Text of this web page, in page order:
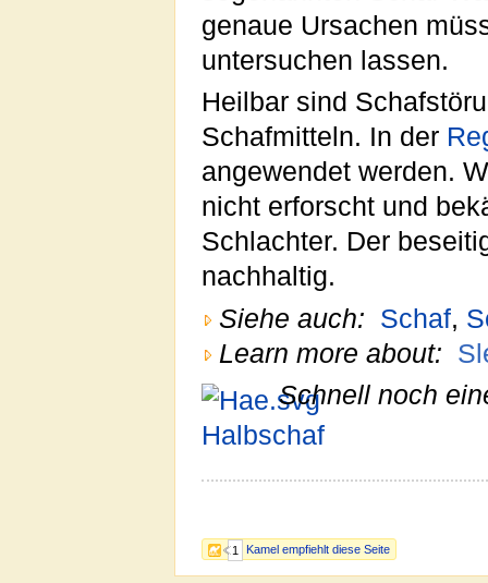
1 Kamel empfiehlt diese Seite
genaue Ursachen
untersuchen lassen.
Heilbar sind
Schafmitteln. In der
angewendet werden.
nicht erforscht und
Schlachter. Der
nachhaltig.
Siehe auch: Schaf,
Learn more about:
Schnell noch
Halbschaf